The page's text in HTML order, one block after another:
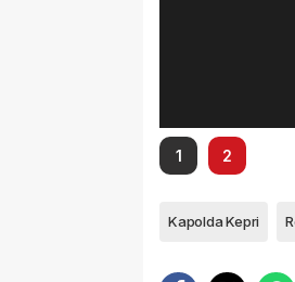
1 2
Kapolda Kepri